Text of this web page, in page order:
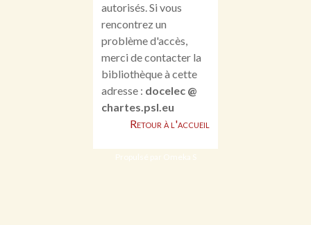
autorisés. Si vous
rencontrez un
problème d'accès,
merci de contacter la
bibliothèque à cette
adresse : docelec @
chartes.psl.eu
Retour à l'accueil
Propulsé par Omeka S